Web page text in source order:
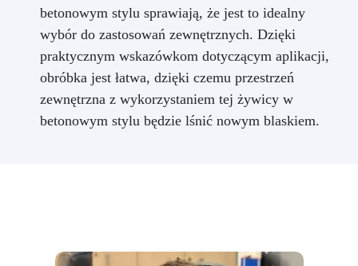
betonowym stylu sprawiają, że jest to idealny
wybór do zastosowań zewnętrznych. Dzięki
praktycznym wskazówkom dotyczącym aplikacji,
obróbka jest łatwa, dzięki czemu przestrzeń
zewnętrzna z wykorzystaniem tej żywicy w
betonowym stylu będzie lśnić nowym blaskiem.